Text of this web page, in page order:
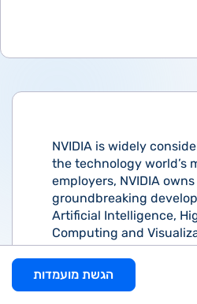
NVIDIA is widely
the technology world’s
employers, NVIDIA
groundbreaking
Artificial Intelligence,
Computing and
our invention, serves
of modern computers
of our products and
הגשת מועמדות